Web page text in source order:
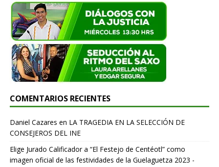
COMENTARIOS RECIENTES
Daniel Cazares en LA TRAGEDIA EN LA SELECCIÓN DE
CONSEJEROS DEL INE
Elige Jurado Calificador a “El Festejo de Centéotl” como
imagen oficial de las festividades de la Guelaguetza 2023 -